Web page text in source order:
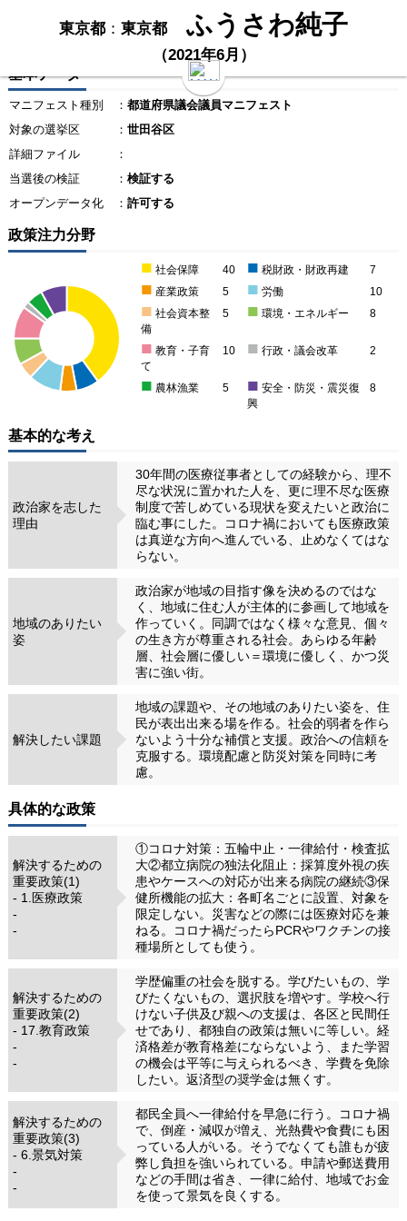
東京都： 東京都 ふうさわ純子
（2021年6月）
基本データ
マニフェスト種別 ： 都道府県議会議員マニフェスト
対象の選挙区
： 世田谷区
詳細ファイル
：
当選後の検証
： 検証する
オープンデータ化
： 許可する
政策注力分野
■ 社会保障 40 ■ 税財政・財政再建 7
■ 産業政策 5 ■ 労働 10
■ 社会資本整
備
5 ■ 環境・エネルギー 8
■ 教育・子育
て
10 ■ 行政・議会改革 2
■ 農林漁業 5 ■ 安全・防災・震災復
興
8
基本的な考え
政治家を志した
理由
30年間の医療従事者としての経験から、理不
尽な状況に置かれた人を、更に理不尽な医療
制度で苦しめている現状を変えたいと政治に
臨む事にした。コロナ禍においても医療政策
は真逆な方向へ進んでいる、止めなくてはな
らない。
地域のありたい
姿
政治家が地域の目指す像を決めるのではな
く、地域に住む人が主体的に参画して地域を
作っていく。同調ではなく様々な意見、個々
の生き方が尊重される社会。あらゆる年齢
層、社会層に優しい＝環境に優しく、かつ災
害に強い街。
解決したい課題
地域の課題や、その地域のありたい姿を、住
民が表出出来る場を作る。社会的弱者を作ら
ないよう十分な補償と支援。政治への信頼を
克服する。環境配慮と防災対策を同時に考
慮。
具体的な政策
解決するための
重要政策(1)
- 1.医療政策
-
-
①コロナ対策：五輪中止・一律給付・検査拡
大②都立病院の独法化阻止：採算度外視の疾
患やケースへの対応が出来る病院の継続③保
健所機能の拡大：各町名ごとに設置、対象を
限定しない。災害などの際には医療対応を兼
ねる。コロナ禍だったらPCRやワクチンの接
種場所としても使う。
解決するための
重要政策(2)
- 17.教育政策
-
-
学歴偏重の社会を脱する。学びたいもの、学
びたくないもの、選択肢を増やす。学校へ行
けない子供及び親への支援は、各区と民間任
せであり、都独自の政策は無いに等しい。経
済格差が教育格差にならないよう、また学習
の機会は平等に与えられるべき、学費を免除
したい。返済型の奨学金は無くす。
解決するための
重要政策(3)
- 6.景気対策
-
-
都民全員へ一律給付を早急に行う。コロナ禍
で、倒産・減収が増え、光熱費や食費にも困
っている人がいる。そうでなくても誰もが疲
弊し負担を強いられている。申請や郵送費用
などの手間は省き、一律に給付、地域でお金
を使って景気を良くする。